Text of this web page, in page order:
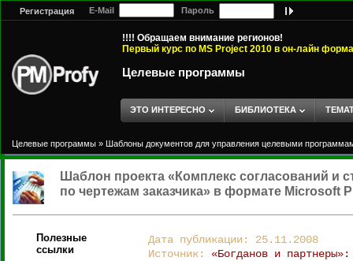
Регистрация E-Mail Пароль
!!!! Обращаем внимание регионов!
Первый курс по MS Project 2010 в он-лайн
Целевые программы
ЭТО ИНТЕРЕСНО БИБЛИОТЕКА
Целевые программы » Шаблоны документов для управления целевыми
Шаблон проекта «Комплекс согласований и
по чертежам заказчика» в формате Microsoft
Полезные
ссылки
Дата публикации: 25.11.2008
Источник: «Богданов и